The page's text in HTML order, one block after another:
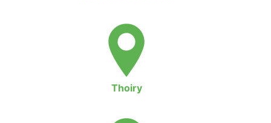
Thoiry